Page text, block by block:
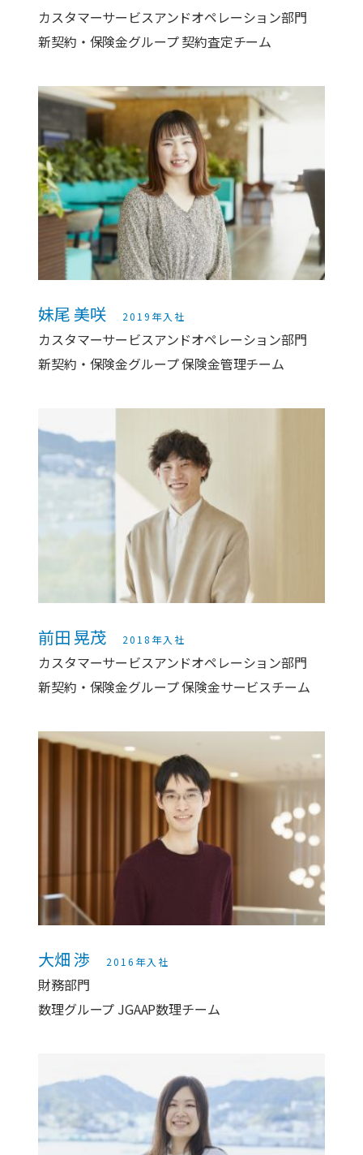
カスタマーサービスアンドオペレーション部門
新契約・保険金グループ 契約査定チーム
妹尾 美咲2019年入社
カスタマーサービスアンドオペレーション部門
新契約・保険金グループ 保険金管理チーム
前田 晃茂 2018年入社
カスタマーサービスアンドオペレーション部門
新契約・保険金グループ 保険金サービスチーム
大畑 渉2016年入社
財務部門
数理グループ JGAAP数理チーム